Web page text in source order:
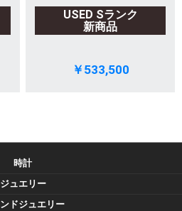
USED Sランク
新商品
￥533,500
時計
ジュエリー
ドジュエリー